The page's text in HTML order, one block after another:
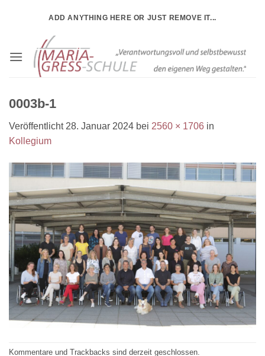
ADD ANYTHING HERE OR JUST REMOVE IT...
0003b-1
Veröffentlicht 28. Januar 2024 bei 2560 × 1706 in
Kollegium
Kommentare und Trackbacks sind derzeit geschlossen.